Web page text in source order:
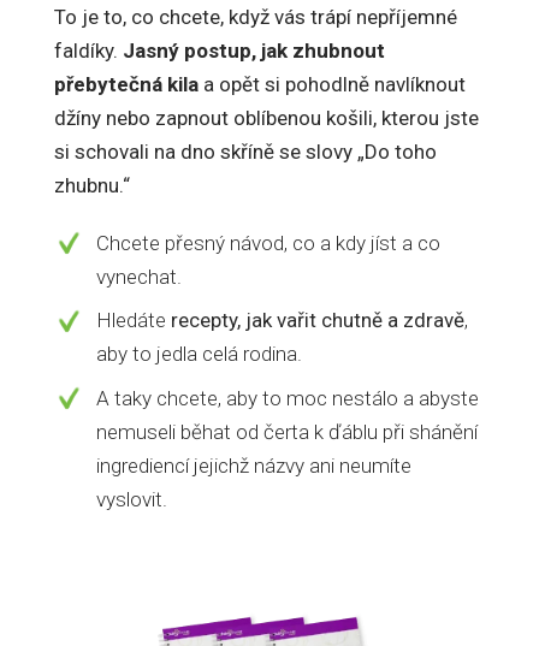
To je to, co chcete, když vás trápí nepříjemné
faldíky. Jasný postup, jak zhubnout
přebytečná kilaa opět si pohodlně navlíknout
džíny nebo zapnout oblíbenou košili, kterou jste
si schovali na dno skříně se slovy „Do toho
zhubnu.“
Chcete přesný návod, co a kdy jíst a co
vynechat.
Hledáte recepty, jak vařit chutně a zdravě,
aby to jedla celá rodina.
A taky chcete, aby to moc nestálo a abyste
nemuseli běhat od čerta k ďáblu při shánění
ingrediencí jejichž názvy ani neumíte
vyslovit.